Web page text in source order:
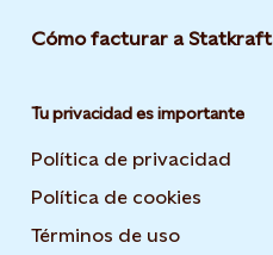
Cómo facturar a Statkraft
Tu privacidad es importante
Política de privacidad
Política de cookies
Términos de uso